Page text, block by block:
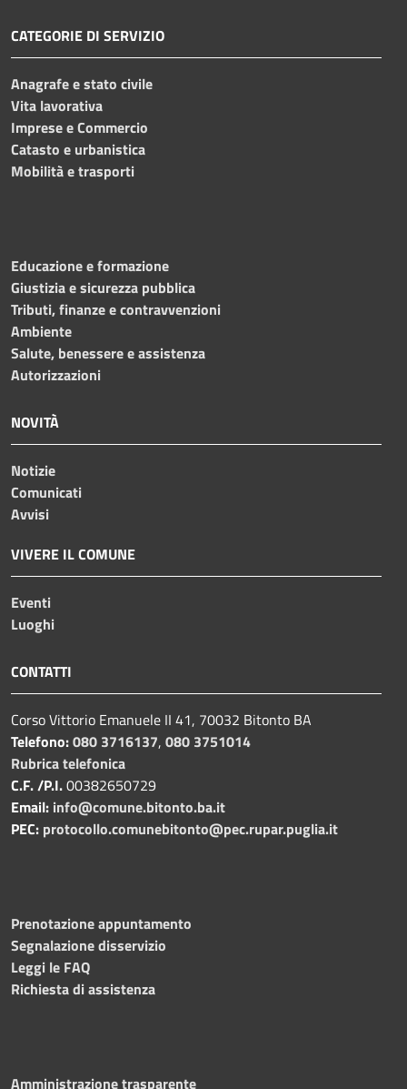
CATEGORIE DI SERVIZIO
Anagrafe e stato civile
Vita lavorativa
Imprese e Commercio
Catasto e urbanistica
Mobilità e trasporti
Educazione e formazione
Giustizia e sicurezza pubblica
Tributi, finanze e contravvenzioni
Ambiente
Salute, benessere e assistenza
Autorizzazioni
NOVITÀ
Notizie
Comunicati
Avvisi
VIVERE IL COMUNE
Eventi
Luoghi
CONTATTI
Corso Vittorio Emanuele II 41, 70032 Bitonto BA
Telefono:080 3716137, 080 3751014
Rubrica telefonica
C.F. /P.I.00382650729
Email: info@comune.bitonto.ba.it
PEC: protocollo.comunebitonto@pec.rupar.puglia.it
Prenotazione appuntamento
Segnalazione disservizio
Leggi le FAQ
Richiesta di assistenza
Amministrazione trasparente